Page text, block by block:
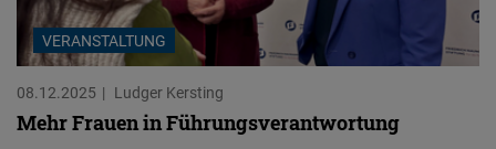
VERANSTALTUNG
08.12.2025 Ludger Kersting
Mehr Frauen in Führungsverantwortung